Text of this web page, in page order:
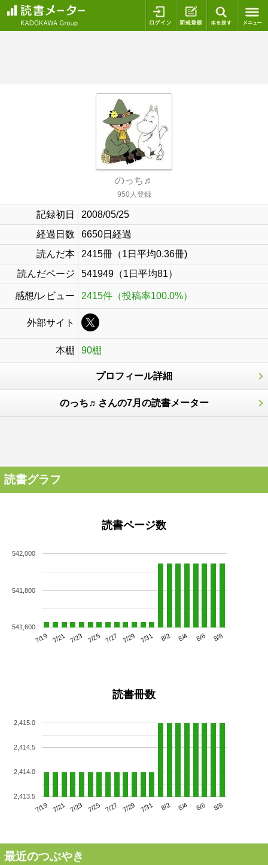
ログイン 新規登録
のっち♬
950人登録
記録初日
2008/05/25
経過日数
6650日経過
読んだ本
2415冊（1日平均0.36冊)
読んだページ
541949（1日平均81）
感想/レビュー 2415件（投稿率100.0%）
外部サイト
本棚 90棚
プロフィール詳細
のっち♬さんの7月の読書メーター
読書グラフ
読書ページ数
7/19 7/21 7/23 7/25 7/27 7/29 7/31 8/2 8/4 8/6 8/8
541,600
541,800
542,000
読書冊数
7/19 7/21 7/23 7/25 7/27 7/29 7/31 8/2 8/4 8/6 8/8
2,413.5
2,414.0
2,414.5
2,415.0
最近のつぶやき